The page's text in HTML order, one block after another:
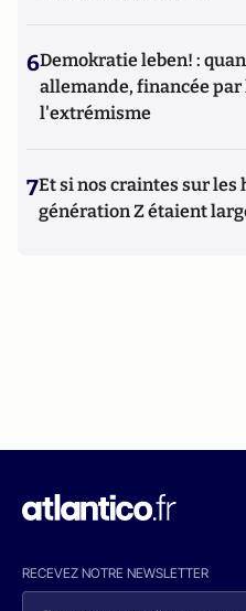
6Demokratie leben! :
allemande, financée
l'extrémisme
7Et si nos craintes sur
génération Z étaient
RECEVEZ NOTRE NEWSLETTER